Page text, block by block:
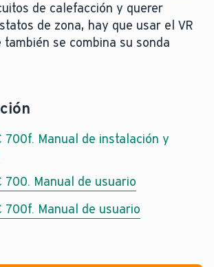
de calefacción y querer
de zona, hay que usar el VR
también se combina su sonda
700f. Manual de instalación y
700. Manual de usuario
700f. Manual de usuario